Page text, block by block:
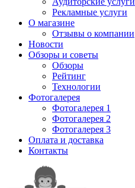
Рекламные услуги
О магазине
Отзывы о компании
Новости
Обзоры и советы
Обзоры
Рейтинг
Технологии
Фотогалерея
Фотогалерея 1
Фотогалерея 2
Фотогалерея 3
Оплата и доставка
Контакты